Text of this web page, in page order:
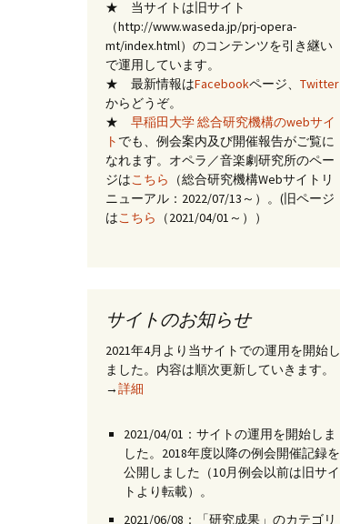
★ 当サイトは旧サイト
（http://www.waseda.jp/prj-opera-
mt/index.html）のコンテンツを引き継い
で運用しています。
★ 最新情報はFacebookページ、 Twitter
からどうぞ。
★ 早稲田大学 総合研究機構のwebサイ
ト でも、例会案内及び開催報告がご覧に
なれます。オペラ／音楽劇研究所のペー
ジはこちら
（総合研究機構Webサイトリ
ニューアル：2022/07/13～）。(旧ページ
はこちら （2021/04/01～））
サイトのお知らせ
2021年4月より当サイトでの運用を開始し
ました。内容は順次更新していきます。
→詳細
2021/04/01：サイトの運用を開始しま
した。2018年度以降の例会開催記録を
公開しました（10月例会以前は旧サイ
トより転載）。
2021/06/08：「研究成果」のカテゴリ